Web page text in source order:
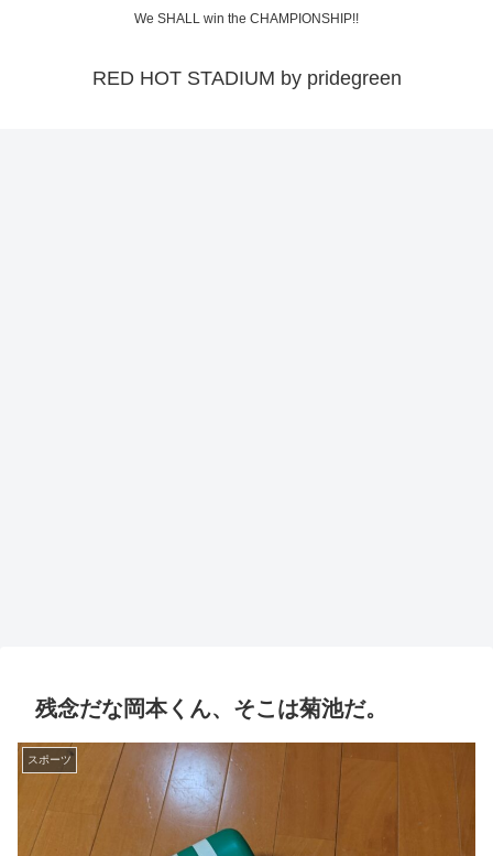
We SHALL win the CHAMPIONSHIP!!
RED HOT STADIUM by pridegreen
残念だな岡本くん、そこは菊池だ。
スポーツ